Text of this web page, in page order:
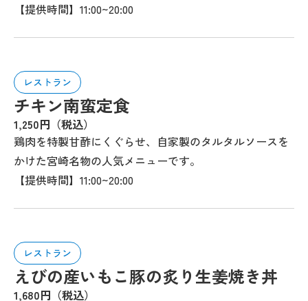
【提供時間】11:00~20:00
レストラン
チキン南蛮定食
1,250円（税込）
鶏肉を特製甘酢にくぐらせ、自家製のタルタルソースを
かけた宮崎名物の人気メニューです。
【提供時間】11:00~20:00
レストラン
えびの産いもこ豚の炙り生姜焼き丼
1,680円（税込）